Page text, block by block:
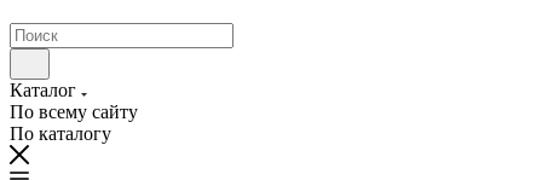
Каталог
По всему сайту
По каталогу